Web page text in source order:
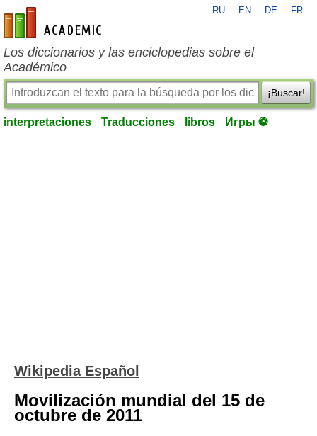
es-academic.com
RU EN DE FR
Los diccionarios y las enciclopedias sobre el
Académico
¡Buscar!
interpretaciones Traducciones libros Игры ⚽
Wikipedia Español
Movilización mundial del 15 de
octubre de 2011